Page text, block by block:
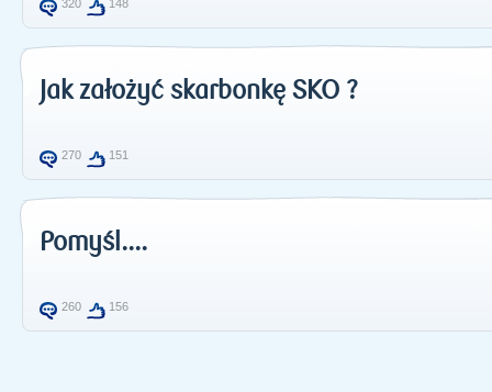
320 148
Jak założyć skarbonkę SKO ?
270 151
Pomyśl....
260 156